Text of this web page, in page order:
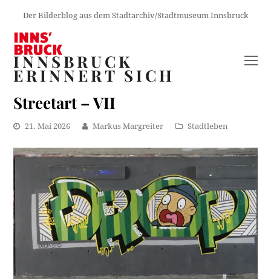
Der Bilderblog aus dem Stadtarchiv/Stadtmuseum Innsbruck
INNSBRUCK
ERINNERT SICH
Streetart – VII
21. Mai 2026 Markus Margreiter Stadtleben